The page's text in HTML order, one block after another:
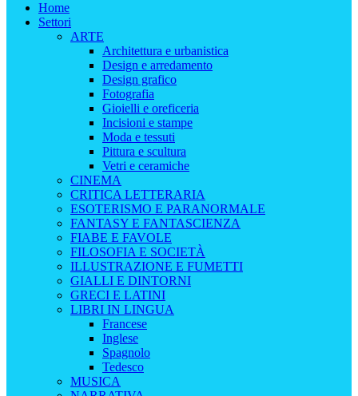
Home
Settori
ARTE
Architettura e urbanistica
Design e arredamento
Design grafico
Fotografia
Gioielli e oreficeria
Incisioni e stampe
Moda e tessuti
Pittura e scultura
Vetri e ceramiche
CINEMA
CRITICA LETTERARIA
ESOTERISMO E PARANORMALE
FANTASY E FANTASCIENZA
FIABE E FAVOLE
FILOSOFIA E SOCIETÀ
ILLUSTRAZIONE E FUMETTI
GIALLI E DINTORNI
GRECI E LATINI
LIBRI IN LINGUA
Francese
Inglese
Spagnolo
Tedesco
MUSICA